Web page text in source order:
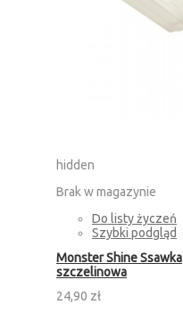
hidden
Brak w magazynie
Do listy życzeń
Szybki podgląd
Monster Shine Ssawka
szczelinowa
24,90 zł